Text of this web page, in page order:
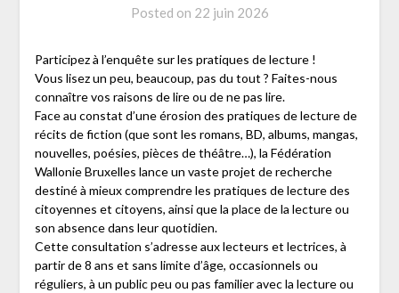
Posted on 22 juin 2026
Participez à l’enquête sur les pratiques de lecture !
Vous lisez un peu, beaucoup, pas du tout ? Faites-nous
connaître vos raisons de lire ou de ne pas lire.
Face au constat d’une érosion des pratiques de lecture de
récits de fiction (que sont les romans, BD, albums, mangas,
nouvelles, poésies, pièces de théâtre…), la Fédération
Wallonie Bruxelles lance un vaste projet de recherche
destiné à mieux comprendre les pratiques de lecture des
citoyennes et citoyens, ainsi que la place de la lecture ou
son absence dans leur quotidien.
Cette consultation s’adresse aux lecteurs et lectrices, à
partir de 8 ans et sans limite d’âge, occasionnels ou
réguliers, à un public peu ou pas familier avec la lecture ou